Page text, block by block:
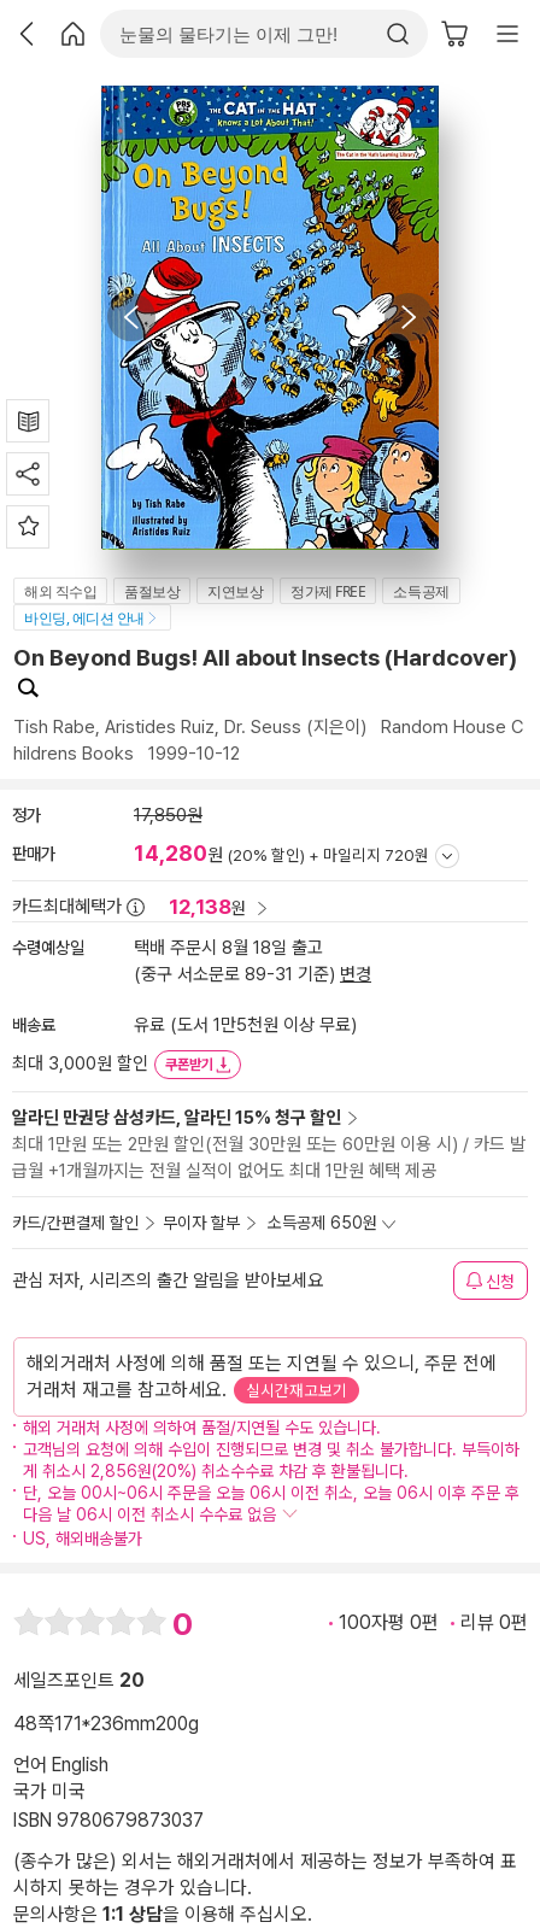
해외 직수입 품절보상 지연보상 정가제 FREE
소득공제
바인딩, 에디션 안내
On Beyond Bugs! All about Insects (Hardcover)
Tish Rabe, Aristides Ruiz, Dr. Seuss (지은이) Random House C
hildrens Books 1999-10-12
정가 17,850원
판매가 14,280원 (20% 할인) + 마일리지 720원
카드최대혜택가 12,138원
수령예상일
택배 주문시 8월 18일 출고
(중구 서소문로 89-31 기준) 변경
배송료
유료 (도서 1만5천원 이상 무료)
최대 3,000원 할인
쿠폰받기
알라딘 만권당 삼성카드, 알라딘 15% 청구 할인
최대 1만원 또는 2만원 할인(전월 30만원 또는 60만원 이용 시) / 카드 발
급월 +1개월까지는 전월 실적이 없어도 최대 1만원 혜택 제공
카드/간편결제 할인 무이자 할부 소득공제 650원
관심 저자, 시리즈의 출간 알림을 받아보세요 신청
해외거래처 사정에 의해 품절 또는 지연될 수 있으니, 주문 전에
거래처 재고를 참고하세요.
실시간재고보기
해외 거래처 사정에 의하여 품절/지연될 수도 있습니다.
고객님의 요청에 의해 수입이 진행되므로 변경 및 취소 불가합니다. 부득이하
게 취소시 2,856원(20%) 취소수수료 차감 후 환불됩니다.
단, 오늘 00시~06시 주문을 오늘 06시 이전 취소, 오늘 06시 이후 주문 후
다음 날 06시 이전 취소시 수수료 없음
US, 해외배송불가
0 100자평 0편 리뷰 0편
세일즈포인트 20
48쪽171*236mm200g
언어 English
국가 미국
ISBN 9780679873037
(종수가 많은) 외서는 해외거래처에서 제공하는 정보가 부족하여 표
시하지 못하는 경우가 있습니다.
문의사항은 1:1 상담을 이용해 주십시오.